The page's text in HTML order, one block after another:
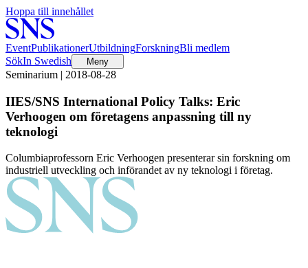
Hoppa till innehållet
EventPublikationerUtbildningForskningBli medlem
SökIn Swedish Meny
Seminarium | 2018-08-28
IIES/SNS International Policy Talks: Eric
Verhoogen om företagens anpassning till ny
teknologi
Columbiaprofessorn Eric Verhoogen presenterar sin forskning om
industriell utveckling och införandet av ny teknologi i företag.